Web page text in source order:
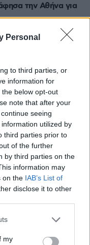
Personal
to third parties, or
information for
below opt-out
note that after your
seeing
utilized by
third parties prior to
of the further
by third parties on the
information may
on the IAB’s List of
disclose it to other
or more Google
You may click to
my
την Αθήνα για
με δωρεά αγάπης
Δεν με είχα
ο γάμος είναι
ελαιόλαδο κάθε
για 2
να σταματήσουμε